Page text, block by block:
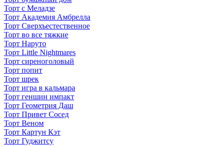
Торт с Меладзе
Торт Академия Амбрелла
Торт Сверхъестественное
Торт во все тяжкие
Торт Наруто
Торт Little Nightmares
Торт сиреноголовый
Торт попит
Торт шрек
Торт игра в кальмара
Торт геншин импакт
Торт Геометрия Даш
Торт Привет Сосед
Торт Веном
Торт Картун Кэт
Торт Гуджитсу